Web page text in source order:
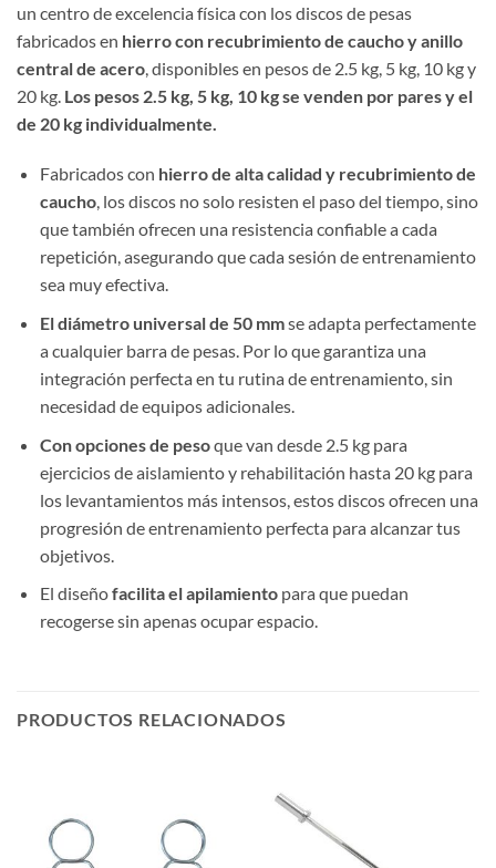
un centro de excelencia física con los discos de pesas
fabricados en hierro con recubrimiento de caucho y anillo
central de acero , disponibles en pesos de 2.5 kg, 5 kg, 10 kg y
20 kg. Los pesos 2.5 kg, 5 kg, 10 kg se venden por pares y el
de 20 kg individualmente.
Fabricados con hierro de alta calidad y recubrimiento de
caucho, los discos no solo resisten el paso del tiempo, sino
que también ofrecen una resistencia confiable a cada
repetición, asegurando que cada sesión de entrenamiento
sea muy efectiva.
El diámetro universal de 50 mmse adapta perfectamente
a cualquier barra de pesas. Por lo que garantiza una
integración perfecta en tu rutina de entrenamiento, sin
necesidad de equipos adicionales.
Con opciones de pesoque van desde 2.5 kg para
ejercicios de aislamiento y rehabilitación hasta 20 kg para
los levantamientos más intensos, estos discos ofrecen una
progresión de entrenamiento perfecta para alcanzar tus
objetivos.
El diseñofacilita el apilamientopara que puedan
recogerse sin apenas ocupar espacio.
PRODUCTOS RELACIONADOS